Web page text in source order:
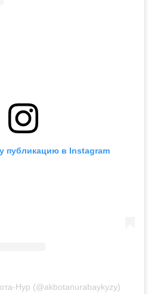
публикацию в Instagram
Нур (@akbotanurabaykyzy)